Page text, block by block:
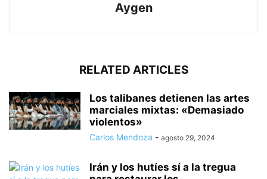
Aygen
RELATED ARTICLES
Los talibanes detienen las artes
marciales mixtas: «Demasiado
violentos»
Carlos Mendoza - agosto 29, 2024
Irán y los hutíes sí a la tregua